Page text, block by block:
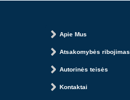
Apie Mus
Atsakomybės ribojimas
Autorinės teisės
Kontaktai